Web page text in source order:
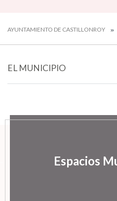
AYUNTAMIENTO DE CASTILLONROY
EL MUNICIPIO
Espacios